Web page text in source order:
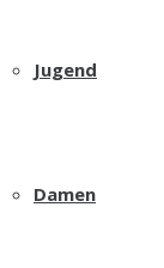
Jugend
Damen
2022